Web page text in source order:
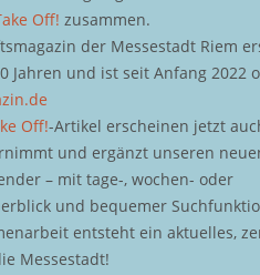
Off! zusammen.
der Messestadt Riem
Jahren und ist seit Anfang 2022
Off!-Artikel erscheinen jetzt
und ergänzt unseren
– mit tage-, wochen- oder
und bequemer
entsteht ein aktuelles,
Messestadt!